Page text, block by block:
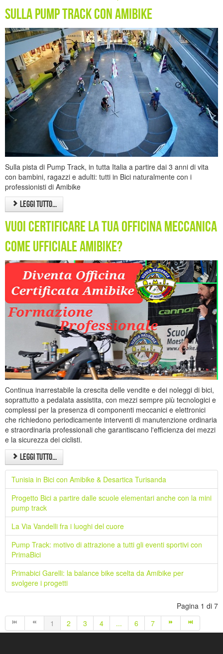
sulla Pump Track con Amibike
Sulla pista di Pump Track, in tutta Italia a partire dai 3 anni di vita
con bambini, ragazzi e adulti: tutti in Bici naturalmente con i
professionisti di Amibike
Leggi tutto...
Vuoi Certificare la tua Officina meccanica
come Ufficiale Amibike?
Continua inarrestabile la crescita delle vendite e dei noleggi di bici,
soprattutto a pedalata assistita, con mezzi sempre più tecnologici e
complessi per la presenza di componenti meccanici e elettronici
che richiedono periodicamente interventi di manutenzione ordinaria
e straordinaria professionali che garantiscano l'efficienza dei mezzi
e la sicurezza dei ciclisti.
Leggi tutto...
Tunisia in Bici con Amibike & Desartica Turisanda
Progetto Bici a partire dalle scuole elementari anche con la mini
pump track
La Via Vandelli fra i luoghi del cuore
Pump Track: motivo di attrazione a tutti gli eventi sportivi con
PrimaBici
Primabici Garelli: la balance bike scelta da Amibike per
svolgere i progetti
Pagina 1 di 7
1
2 3 4 ... 6 7